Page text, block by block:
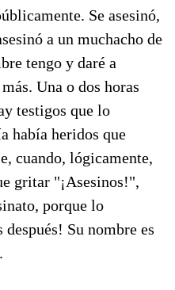
Se asesinó,
a un muchacho de
tengo y daré a
Una o dos horas
testigos que lo
había heridos que
cuando, lógicamente,
gritar "¡Asesinos!",
porque lo
después! Su nombre es